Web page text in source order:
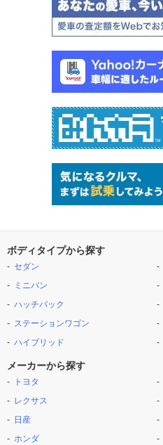
ボディタイプから探す
セダン
ミニバン
ハッチバック
ステーションワゴン
ハイブリッド
メーカーから探す
トヨタ
レクサス
日産
ホンダ